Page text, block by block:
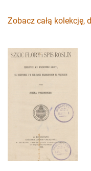
Zobacz całą kolekcję,